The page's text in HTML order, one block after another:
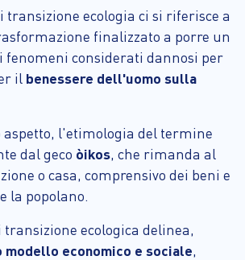
ecologia ci si riferisce a
finalizzato a porre un
fenomeni considerati dannosi per
il benessere dell'uomo sulla
aspetto, l'etimologia del termine
dal geco òikos, che rimanda al
o casa, comprensivo dei beni e
la popolano.
ecologica delinea,
modello economico e sociale,